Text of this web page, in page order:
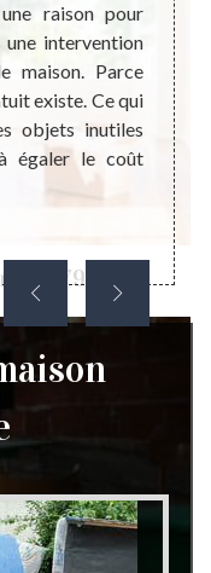
79
raison pour
une intervention
maison. Parce
existe. Ce qui
objets inutiles
égaler le coût